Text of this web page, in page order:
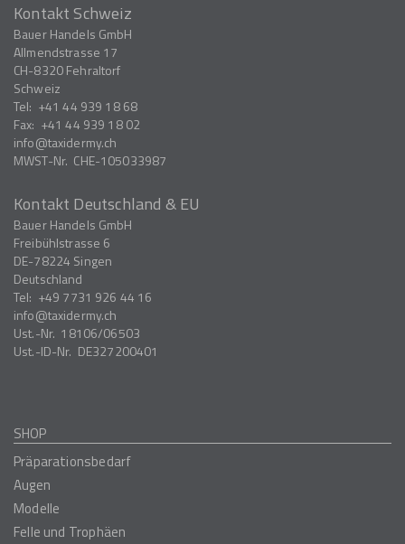
Kontakt Schweiz
Bauer Handels GmbH
Allmendstrasse 17
CH-8320Fehraltorf
Schweiz
Tel: +41 44 939 18 68
Fax: +41 44 939 18 02
info
taxidermy.ch
MWST-Nr. CHE-105033987
Kontakt Deutschland & EU
Bauer Handels GmbH
Freibühlstrasse 6
DE-78224 Singen
Deutschland
Tel: +49 7731 926 44 16
info
taxidermy.ch
Ust.-Nr. 18106/06503
Ust.-ID-Nr. DE327200401
SHOP
Präparationsbedarf
Augen
Modelle
Felle und Trophäen